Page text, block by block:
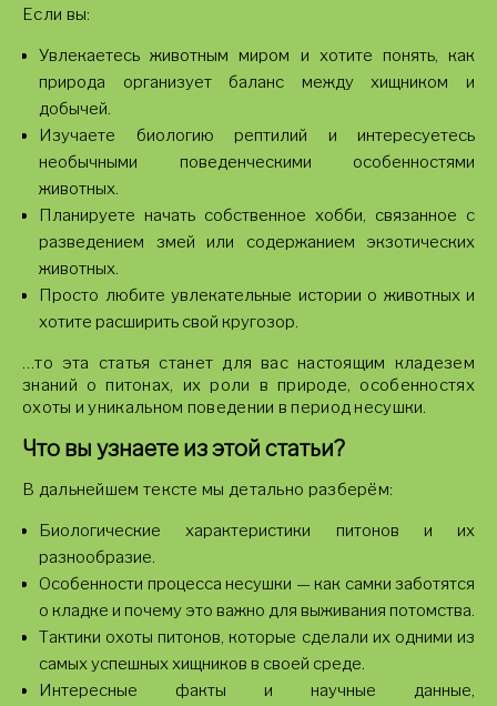
Если вы:
Увлекаетесь животным миром и хотите понять, как
природа организует баланс между хищником и
добычей.
Изучаете биологию рептилий и интересуетесь
необычными поведенческими особенностями
животных.
Планируете начать собственное хобби, связанное с
разведением змей или содержанием экзотических
животных.
Просто любите увлекательные истории о животных и
хотите расширить свой кругозор.
…то эта статья станет для вас настоящим кладезем
знаний о питонах, их роли в природе, особенностях
охоты и уникальном поведении в период несушки.
Что вы узнаете из этой статьи?
В дальнейшем тексте мы детально разберём:
Биологические характеристики питонов и их
разнообразие.
Особенности процесса несушки — как самки заботятся
о кладке и почему это важно для выживания потомства.
Тактики охоты питонов, которые сделали их одними из
самых успешных хищников в своей среде.
Интересные факты и научные данные,